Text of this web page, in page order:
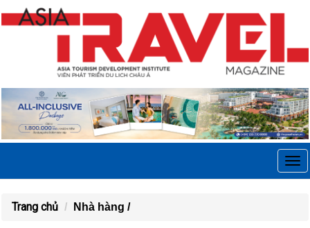
Trang chủ Nhà hàng /